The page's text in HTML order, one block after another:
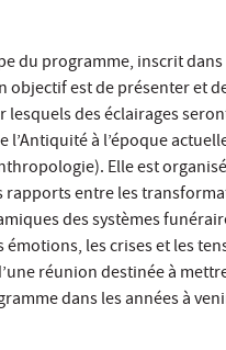
du programme, inscrit
objectif est de présenter et
des éclairages
à l’époque
Elle est
entre les
des systèmes
les crises et les
réunion destinée à
dans les années à